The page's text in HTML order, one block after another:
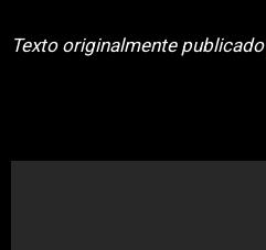
Texto originalmente publicado